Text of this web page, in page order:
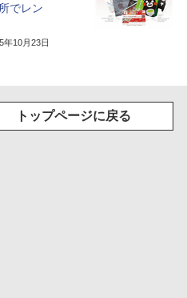
でレン
年10月23日
トップページに戻る